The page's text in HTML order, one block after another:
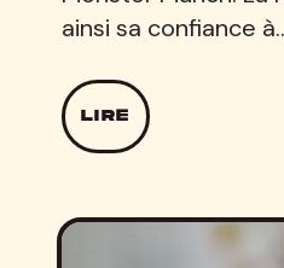
ainsi sa confiance
LIRE